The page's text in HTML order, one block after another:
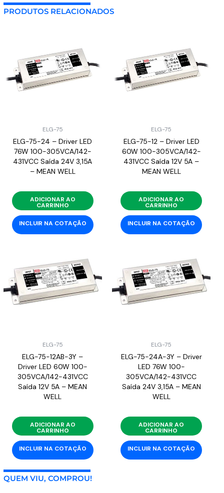
PRODUTOS RELACIONADOS
ELG-75
ELG-75-24 – Driver LED
76W 100-305VCA/142-
431VCC Saída 24V 3,15A
– MEAN WELL
ADICIONAR AO
CARRINHO
INCLUIR NA COTAÇÃO
ELG-75
ELG-75-12 – Driver LED
60W 100-305VCA/142-
431VCC Saída 12V 5A –
MEAN WELL
ADICIONAR AO
CARRINHO
INCLUIR NA COTAÇÃO
ELG-75
ELG-75-12AB-3Y –
Driver LED 60W 100-
305VCA/142-431VCC
Saída 12V 5A – MEAN
WELL
ADICIONAR AO
CARRINHO
INCLUIR NA COTAÇÃO
ELG-75
ELG-75-24A-3Y – Driver
LED 76W 100-
305VCA/142-431VCC
Saída 24V 3,15A – MEAN
WELL
ADICIONAR AO
CARRINHO
INCLUIR NA COTAÇÃO
QUEM VIU, COMPROU!